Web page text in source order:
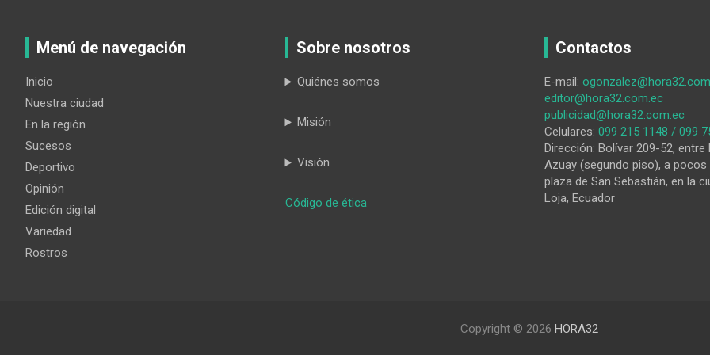
Menú de navegación
Inicio
Nuestra ciudad
En la región
Sucesos
Deportivo
Opinión
Edición digital
Variedad
Rostros
Sobre nosotros
Quiénes somos
Misión
Visión
Código de ética:
Contactos
E-mail:
editor@hora32.com.ec
publicidad@hora32.com.ec
Celulares: 099 215 1148 / 099
Dirección: Bolívar 209-52, entre
Azuay (segundo piso), a
plaza de San Sebastián, en la
Loja, Ecuador
Copyright © 2026 HORA32